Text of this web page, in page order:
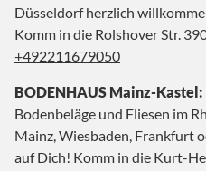
Düsseldorf herzlich
Komm in die Rolshover Str.
+492211679050
BODENHAUS Mainz-Kastel:
Bodenbeläge und Fliesen im
Mainz, Wiesbaden, Frankfurt
auf Dich! Komm in die Kurt-